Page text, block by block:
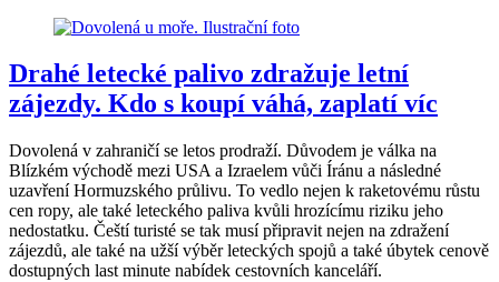
Drahé letecké palivo zdražuje letní
zájezdy. Kdo s koupí váhá, zaplatí víc
Dovolená v zahraničí se letos prodraží. Důvodem je válka na
Blízkém východě mezi USA a Izraelem vůči Íránu a následné
uzavření Hormuzského průlivu. To vedlo nejen k raketovému růstu
cen ropy, ale také leteckého paliva kvůli hrozícímu riziku jeho
nedostatku. Čeští turisté se tak musí připravit nejen na zdražení
zájezdů, ale také na užší výběr leteckých spojů a také úbytek cenově
dostupných last minute nabídek cestovních kanceláří.